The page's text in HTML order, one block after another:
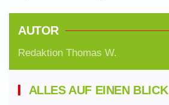
AUTOR
Redaktion Thomas W.
ALLES AUF EINEN BLICK